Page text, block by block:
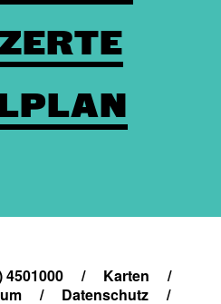
4501000 / Karten
/
/ Datenschutz
/